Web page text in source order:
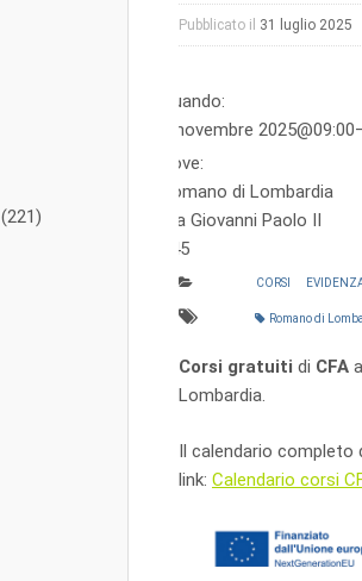
Pubblicato il 31 luglio 2025
Quando:
3 novembre
Dove:
Romano di Lombardia
Via Giovanni Paolo II
145
CORSI
Romano di
Corsi gratuiti di CFA
Lombardia.
Il calendario completo
link: Calendario corsi
(221)